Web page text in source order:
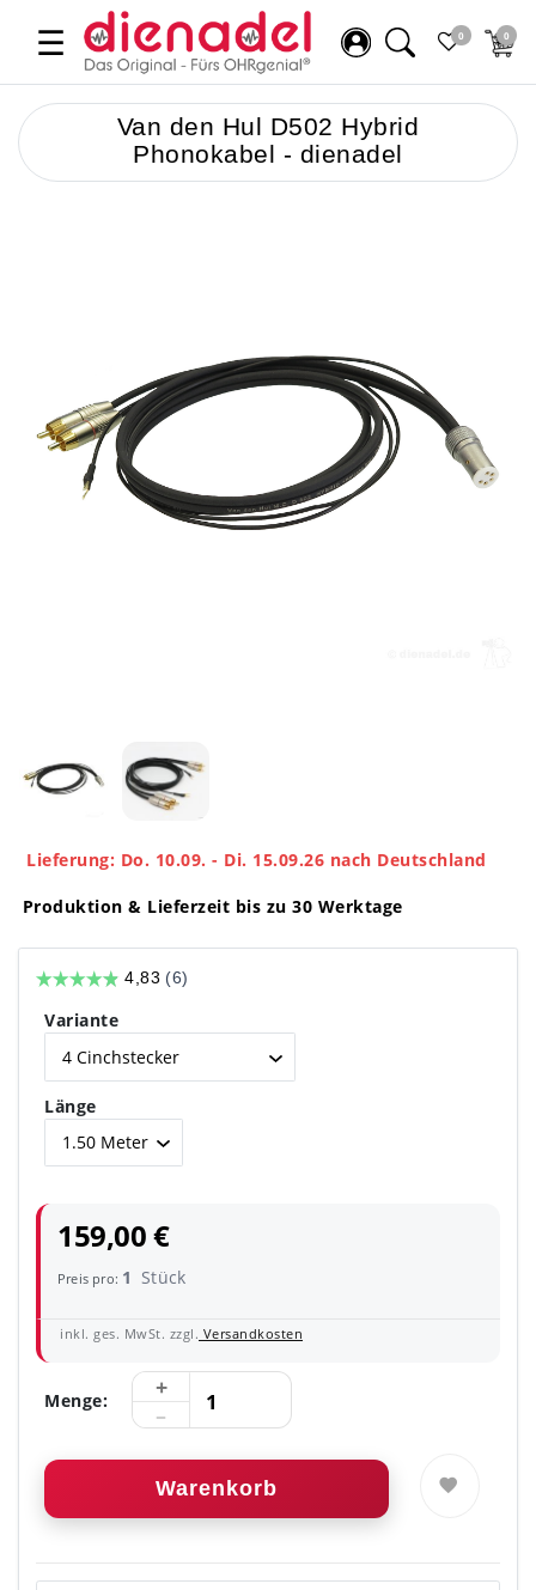
☰ 0 0
Van den Hul D502 Hybrid
Phonokabel - dienadel
Lieferung: Do. 10.09. - Di. 15.09.26 nach Deutschland
Produktion & Lieferzeit bis zu 30 Werktage
Variante
Länge
159,00 €
Preis pro: 1 Stück
inkl. ges. MwSt. zzgl. Versandkosten
Menge:
Warenkorb